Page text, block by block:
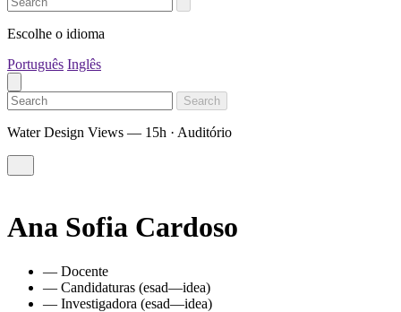
Escolhe o idioma
Português Inglês
Search
Water Design Views — 15h · Auditório
Ana Sofia Cardoso
— Docente
— Candidaturas (esad—idea)
— Investigadora (esad—idea)